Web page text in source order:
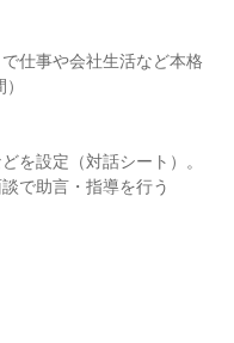
仕事や会社生活など本格
を設定（対話シート）。